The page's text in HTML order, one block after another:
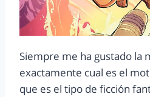
Siempre me ha gustado la
exactamente cual es el
que es el tipo de ficción